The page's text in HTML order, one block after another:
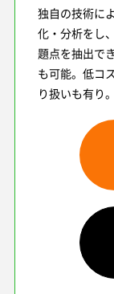
独自の技術に
化・分析をし
題点を抽出で
も可能。低コ
り扱いも有り。